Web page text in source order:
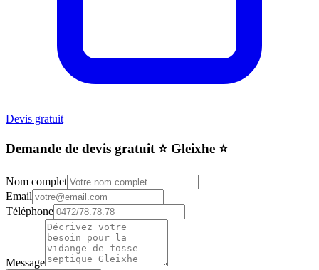
Devis gratuit
Demande de devis gratuit ⭐️ Gleixhe ⭐️
Nom complet
Email
Téléphone
Message